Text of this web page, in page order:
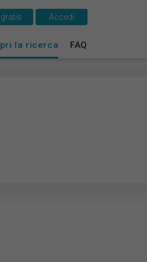
la ricerca FAQ
Accedi